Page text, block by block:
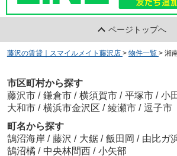
ページトップへ
藤沢の賃貸｜スマイルメイト藤沢店 > 物件一覧 > 湘
市区町村から探す
藤沢市 / 鎌倉市 / 横須賀市 / 平塚市 / 小
大和市 / 横浜市金沢区 / 綾瀬市 / 逗子市
町名から探す
鵠沼海岸 / 藤沢 / 大鋸 / 飯田岡 / 由比ガ
鵠沼橘 / 中央林間西 / 小矢部